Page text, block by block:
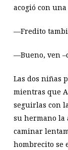
acogió con
—Fredito
—Bueno, ven
Las dos niñas
mientras que
seguirlas con
su hermano la
caminar
hombrecito se